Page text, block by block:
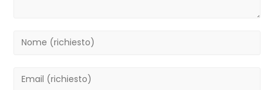
Inserisci
nome
Inserisci